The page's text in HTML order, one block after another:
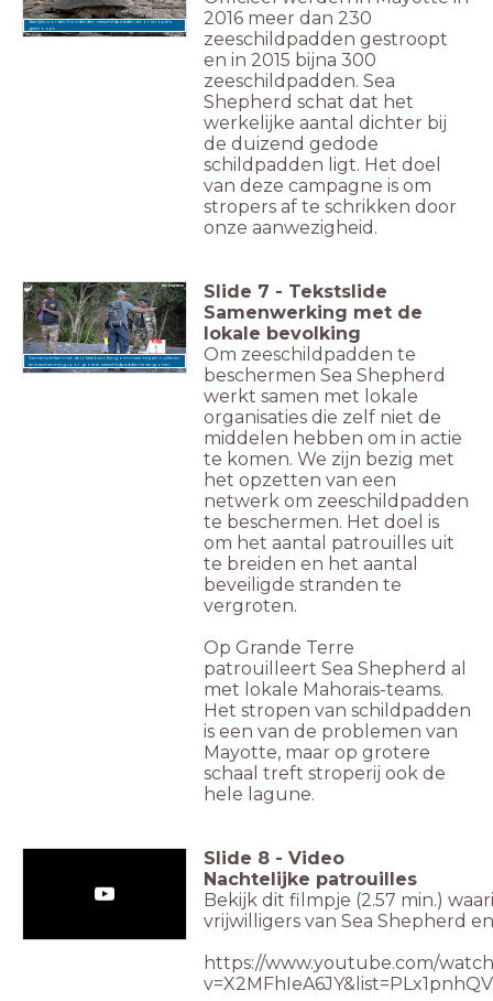
Jaarlijks worden honderden zeeschildpadden door stropers
gestroopt.
2016 meer dan 230
zeeschildpadden gestroopt
en in 2015 bijna 300
zeeschildpadden. Sea
Shepherd schat dat het
werkelijke aantal dichter bij
de duizend gedode
schildpadden ligt. Het doel
van deze campagne is om
stropers af te schrikken door
onze aanwezigheid.
Samenwerken met de lokale bevolking om meer te patrouilleren
en bescherming voor groene zeeschildpadden te vergroten.
Slide 7 - Tekstslide
Samenwerking met de
lokale bevolking
Om zeeschildpadden te
beschermen Sea Shepherd
werkt samen met lokale
organisaties die zelf niet de
middelen hebben om in actie
te komen. We zijn bezig met
het opzetten van een
netwerk om zeeschildpadden
te beschermen. Het doel is
om het aantal patrouilles uit
te breiden en het aantal
beveiligde stranden te
vergroten.
Op Grande Terre
patrouilleert Sea Shepherd al
met lokale Mahorais-teams.
Het stropen van schildpadden
is een van de problemen van
Mayotte, maar op grotere
schaal treft stroperij ook de
hele lagune.
Slide 8 - Video
Nachtelijke patrouilles
Bekijk dit filmpje (2.57 min.)
vrijwilligers van Sea Shepherd
https://www.youtube.com/